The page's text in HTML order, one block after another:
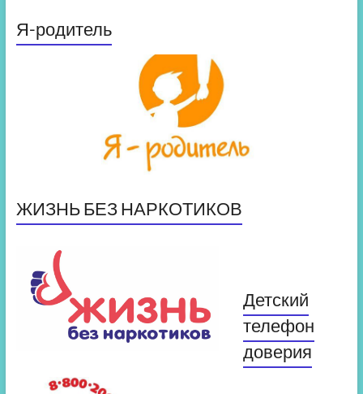
Я-родитель
ЖИЗНЬ БЕЗ НАРКОТИКОВ
Детский
телефон
доверия